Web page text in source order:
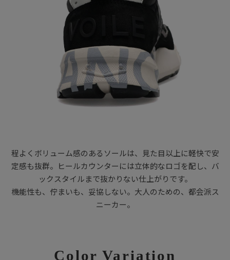
程よくボリューム感のあるソールは、見た目以上に軽快で安
定感も抜群。ヒールカウンターには立体的なロゴを配し、バ
ックスタイルまで抜かりない仕上がりです。
機能性も、佇まいも、妥協しない。大人のための、都会派ス
ニーカー。
Color Variation